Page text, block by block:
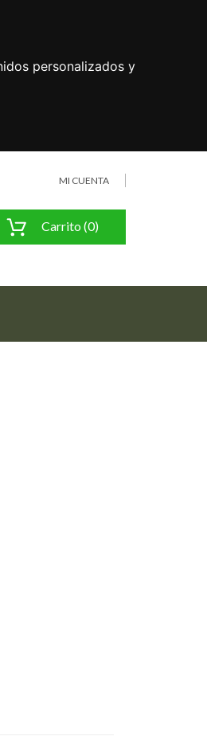
personalizados y
MI CUENTA
Carrito (0)